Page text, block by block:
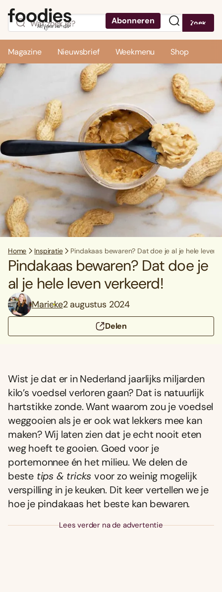
Abonneren Zoek
Magazine Nieuwsbrief Weekmenu Shop
Home Inspiratie Pindakaas bewaren? Dat doe je al je hele leven
Pindakaas bewaren? Dat doe je
al je hele leven verkeerd!
Marieke2 augustus 2024
Delen
Wist je dat er in Nederland jaarlijks miljarden
kilo’s voedsel verloren gaan? Dat is natuurlijk
hartstikke zonde. Want waarom zou je voedsel
weggooien als je er ook wat lekkers mee kan
maken? Wij laten zien dat je echt nooit eten
weg hoeft te gooien. Goed voor je
portemonnee én het milieu. We delen de
beste tips & tricksvoor zo weinig mogelijk
verspilling in je keuken. Dit keer vertellen we je
hoe je pindakaas het beste kan bewaren.
Lees verder na de advertentie